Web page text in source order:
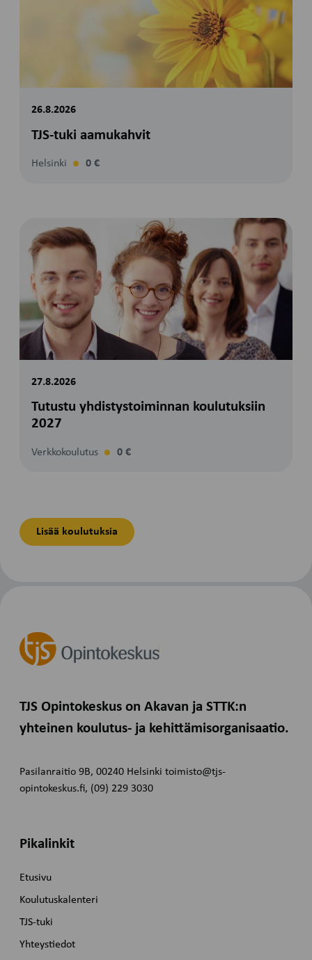
26.8.2026
TJS-tuki aamukahvit
Helsinki 0 €
27.8.2026
Tutustu yhdistystoiminnan koulutuksiin
2027
Verkkokoulutus 0 €
Lisää koulutuksia
TJS Opintokeskus on Akavan ja STTK:n
yhteinen koulutus- ja kehittämisorganisaatio.
Pasilanraitio 9B, 00240 Helsinki toimisto@tjs-
opintokeskus.fi, (09) 229 3030
Pikalinkit
Etusivu
Koulutuskalenteri
TJS-tuki
Yhteystiedot